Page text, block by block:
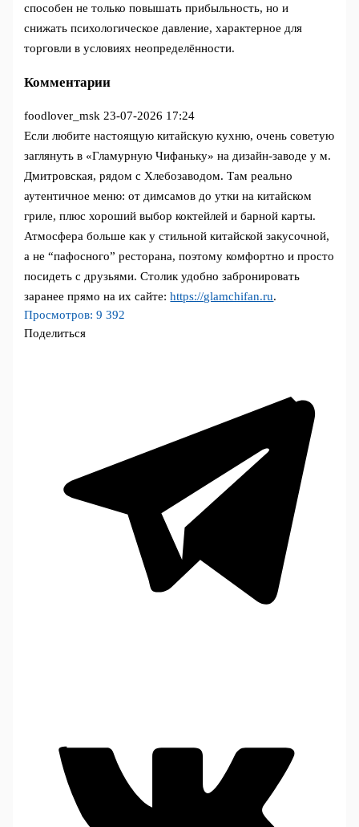
способен не только повышать прибыльность, но и
снижать психологическое давление, характерное для
торговли в условиях неопределённости.
Комментарии
foodlover_msk 23-07-2026 17:24
Если любите настоящую китайскую кухню, очень советую
заглянуть в «Гламурную Чифаньку» на дизайн-заводе у м.
Дмитровская, рядом с Хлебозаводом. Там реально
аутентичное меню: от димсамов до утки на китайском
гриле, плюс хороший выбор коктейлей и барной карты.
Атмосфера больше как у стильной китайской закусочной,
а не “пафосного” ресторана, поэтому комфортно и просто
посидеть с друзьями. Столик удобно забронировать
заранее прямо на их сайте:https://glamchifan.ru.
Просмотров: 9 392
Поделиться